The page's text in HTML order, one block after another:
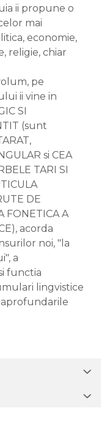
ii propune o
mai
economie,
religie, chiar
pe
ii vine in
SI
(sunt
si CEA
TARI SI
DE
FONETICA A
acorda
noi, "la
a
functia
lingvistice